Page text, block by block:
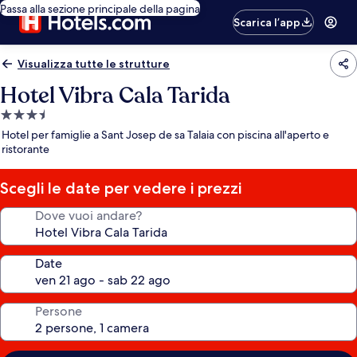
Passa alla sezione principale della pagina
Scarica l’app
Visualizza tutte le strutture
Hotel Vibra Cala Tarida
Struttura
a
3.5
stelle
Hotel per famiglie a Sant Josep de sa Talaia con piscina all'aperto e
ristorante
Scegli le date per vedere i prezzi
Dove vuoi andare?
Date
Persone